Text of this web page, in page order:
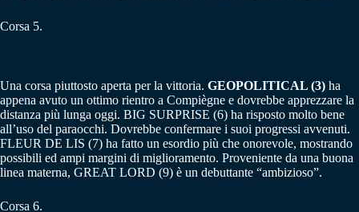
Corsa 5.
Una corsa piuttosto aperta per la vittoria. GEOPOLITICAL (3) ha
appena avuto un ottimo rientro a Compiègne e dovrebbe apprezzare la
distanza più lunga oggi. BIG SURPRISE (6) ha risposto molto bene
all’uso del paraocchi. Dovrebbe confermare i suoi progressi avvenuti.
FLEUR DE LIS (7) ha fatto un esordio più che onorevole, mostrando
possibili ed ampi margini di miglioramento. Proveniente da una buona
linea materna, GREAT LORD (9) è un debuttante “ambizioso”.
Corsa 6.